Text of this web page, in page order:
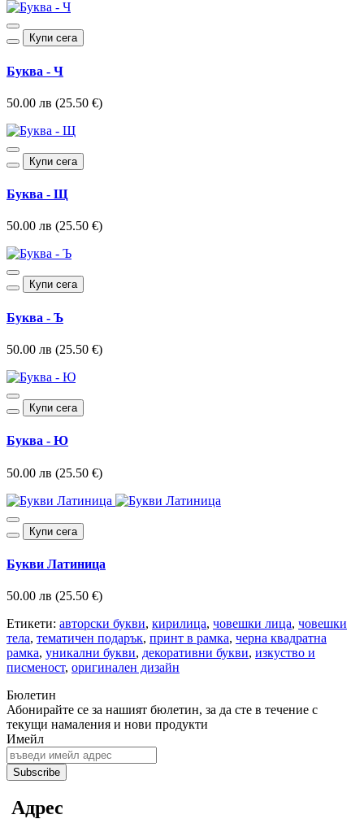
Купи сега
Буква - Ч
50.00 лв (25.50 €)
Купи сега
Буква - Щ
50.00 лв (25.50 €)
Купи сега
Буква - Ъ
50.00 лв (25.50 €)
Купи сега
Буква - Ю
50.00 лв (25.50 €)
Купи сега
Букви Латиница
50.00 лв (25.50 €)
Етикети: авторски букви, кирилица, човешки лица, човешки
тела, тематичен подарък, принт в рамка, черна квадратна
рамка, уникални букви, декоративни букви, изкуство и
писменост, оригинален дизайн
Бюлетин
Абонирайте се за нашият бюлетин, за да сте в течение с
тeкущи намаления и нови продукти
Имейл
Subscribe
Адрес